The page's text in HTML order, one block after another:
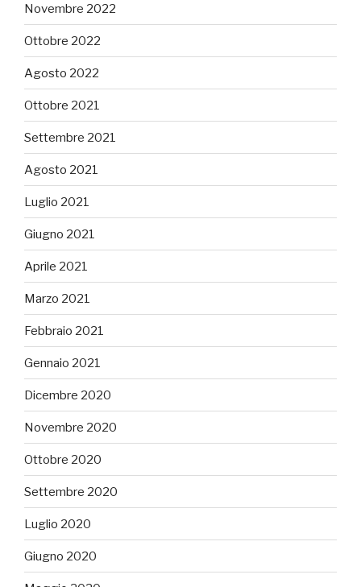
Novembre 2022
Ottobre 2022
Agosto 2022
Ottobre 2021
Settembre 2021
Agosto 2021
Luglio 2021
Giugno 2021
Aprile 2021
Marzo 2021
Febbraio 2021
Gennaio 2021
Dicembre 2020
Novembre 2020
Ottobre 2020
Settembre 2020
Luglio 2020
Giugno 2020